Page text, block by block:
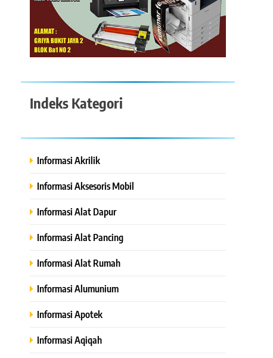
Indeks Kategori
Informasi Akrilik
Informasi Aksesoris Mobil
Informasi Alat Dapur
Informasi Alat Pancing
Informasi Alat Rumah
Informasi Alumunium
Informasi Apotek
Informasi Aqiqah